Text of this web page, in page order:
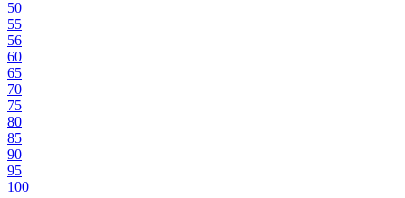
50
55
56
60
65
70
75
80
85
90
95
100